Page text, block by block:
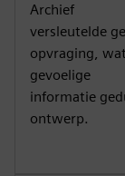
Archief
versleutelde
opvraging,
gevoelige
informatie
ontwerp.